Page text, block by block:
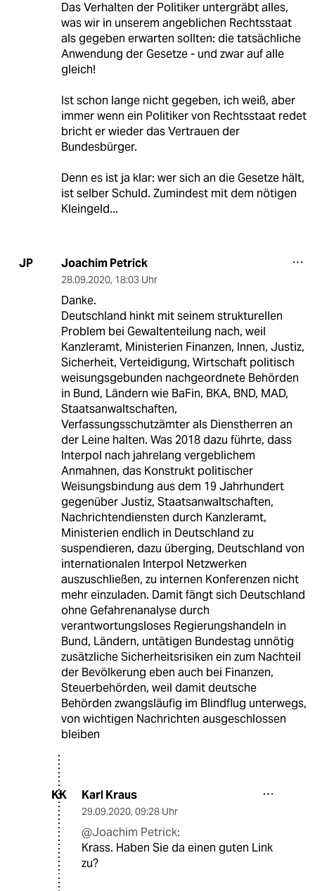
Das Verhalten der Politiker untergräbt alles,
was wir in unserem angeblichen Rechtsstaat
als gegeben erwarten sollten: die tatsächliche
Anwendung der Gesetze - und zwar auf alle
gleich!
Ist schon lange nicht gegeben, ich weiß, aber
immer wenn ein Politiker von Rechtsstaat redet
bricht er wieder das Vertrauen der
Bundesbürger.
Denn es ist ja klar: wer sich an die Gesetze hält,
ist selber Schuld. Zumindest mit dem nötigen
Kleingeld...
JP Joachim Petrick
28.09.2020, 18:03 Uhr
Danke.
Deutschland hinkt mit seinem strukturellen
Problem bei Gewaltenteilung nach, weil
Kanzleramt, Ministerien Finanzen, Innen, Justiz,
Sicherheit, Verteidigung, Wirtschaft politisch
weisungsgebunden nachgeordnete Behörden
in Bund, Ländern wie BaFin, BKA, BND, MAD,
Staatsanwaltschaften,
Verfassungsschutzämter als Dienstherren an
der Leine halten. Was 2018 dazu führte, dass
Interpol nach jahrelang vergeblichem
Anmahnen, das Konstrukt politischer
Weisungsbindung aus dem 19 Jahrhundert
gegenüber Justiz, Staatsanwaltschaften,
Nachrichtendiensten durch Kanzleramt,
Ministerien endlich in Deutschland zu
suspendieren, dazu überging, Deutschland von
internationalen Interpol Netzwerken
auszuschließen, zu internen Konferenzen nicht
mehr einzuladen. Damit fängt sich Deutschland
ohne Gefahrenanalyse durch
verantwortungsloses Regierungshandeln in
Bund, Ländern, untätigen Bundestag unnötig
zusätzliche Sicherheitsrisiken ein zum Nachteil
der Bevölkerung eben auch bei Finanzen,
Steuerbehörden, weil damit deutsche
Behörden zwangsläufig im Blindflug unterwegs,
von wichtigen Nachrichten ausgeschlossen
bleiben
KK Karl Kraus
29.09.2020, 09:28 Uhr
@Joachim Petrick:
Krass. Haben Sie da einen guten Link
zu?